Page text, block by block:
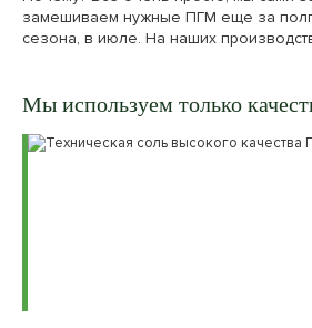
замешиваем нужные ПГМ еще за
сезона, в июле. На наших
Мы используем только